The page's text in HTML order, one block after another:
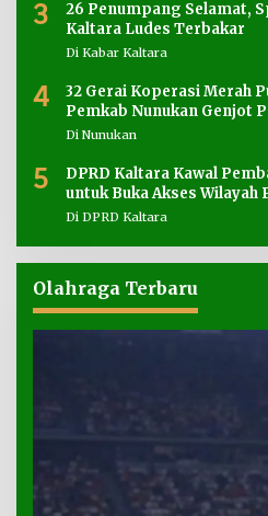
3
26 Penumpang Selamat,
Kaltara Ludes Terbakar
Di Kabar Kaltara
4
32 Gerai Koperasi Merah
Pemkab Nunukan Genjot
Di Nunukan
5
DPRD Kaltara Kawal
untuk Buka Akses Wilayah
Di DPRD Kaltara
Olahraga Terbaru